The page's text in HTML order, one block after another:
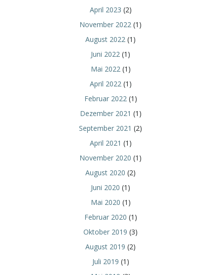
April 2023 (2)
November 2022 (1)
August 2022 (1)
Juni 2022 (1)
Mai 2022(1)
April 2022(1)
Februar 2022(1)
Dezember 2021 (1)
September 2021 (2)
April 2021 (1)
November 2020 (1)
August 2020 (2)
Juni 2020 (1)
Mai 2020 (1)
Februar 2020 (1)
Oktober 2019 (3)
August 2019 (2)
Juli 2019 (1)